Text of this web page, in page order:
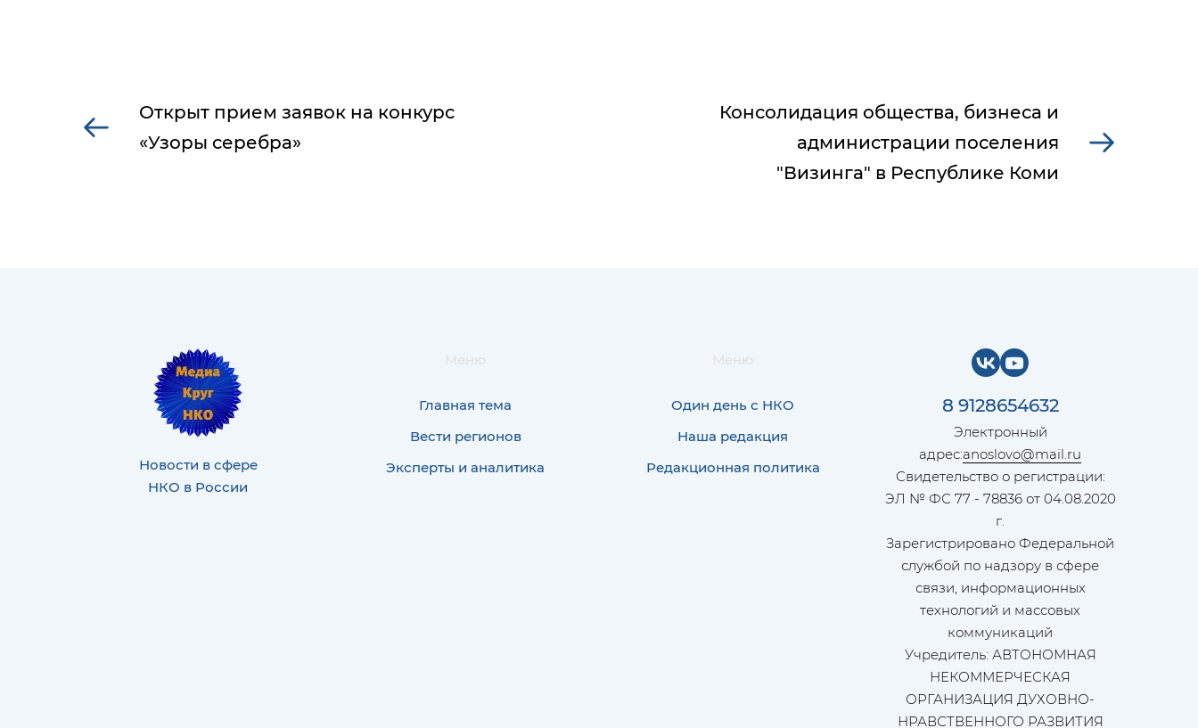
Открыт прием заявок на конкурс
«Узоры серебра»
Консолидация общества, бизнеса и
администрации поселения
"Визинга" в Республике Коми
Новости в сфере
НКО в России
Меню
Главная тема
Вести регионов
Эксперты и аналитика
Меню
Один день с НКО
Наша редакция
Редакционная политика
8 9128654632
Электронный
адрес:anoslovo@mail.ru
Свидетельство о регистрации:
ЭЛ № ФС 77 - 78836 от 04.08.2020
г.
Зарегистрировано Федеральной
службой по надзору в сфере
связи, информационных
технологий и массовых
коммуникаций
Учредитель: АВТОНОМНАЯ
НЕКОММЕРЧЕСКАЯ
ОРГАНИЗАЦИЯ ДУХОВНО-
НРАВСТВЕННОГО РАЗВИТИЯ